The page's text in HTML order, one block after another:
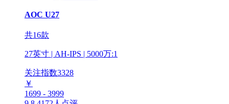
AOC U27
共16款
27英寸 | AH-IPS | 5000万:1
关注指数3328
￥
1699 - 3999